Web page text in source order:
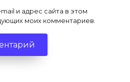
и адрес сайта в этом
моих комментариев.